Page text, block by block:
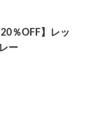
％OFF】レッ
ー